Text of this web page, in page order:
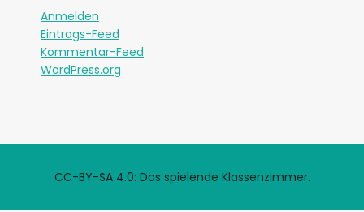
Anmelden
Eintrags-Feed
Kommentar-Feed
WordPress.org
CC-BY-SA 4.0: Das spielende Klassenzimmer.